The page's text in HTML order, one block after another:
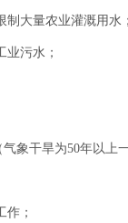
大量农业灌溉用水
污水；
干旱为50年以上
作；